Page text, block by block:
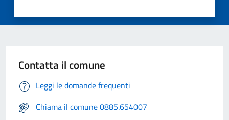
Contatta il comune
Leggi le domande frequenti
Chiama il comune 0885.654007